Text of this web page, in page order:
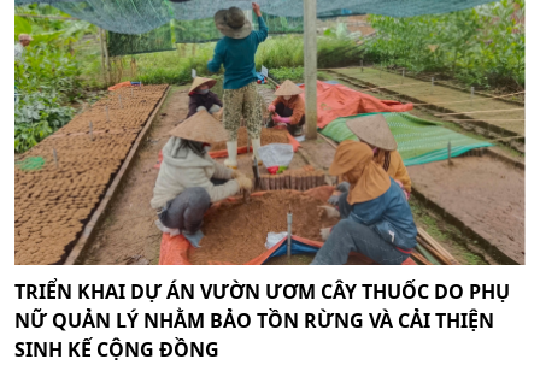
TRIỂN KHAI DỰ ÁN VƯỜN ƯƠM CÂY THUỐC DO PHỤ
NỮ QUẢN LÝ NHẰM BẢO TỒN RỪNG VÀ CẢI THIỆN
SINH KẾ CỘNG ĐỒNG